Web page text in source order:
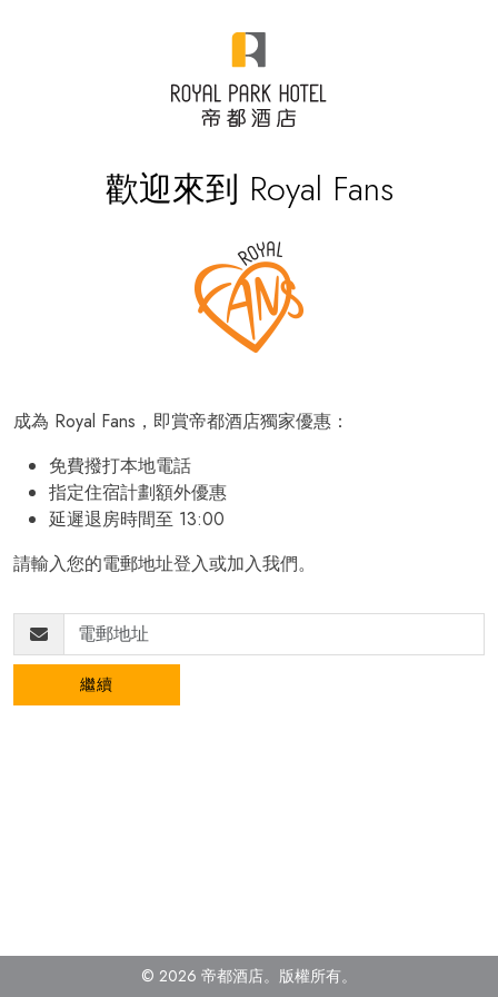
歡迎來到 Royal Fans
成為 Royal Fans，即賞帝都酒店獨家優惠：
免費撥打本地電話
指定住宿計劃額外優惠
延遲退房時間至 13:00
請輸入您的電郵地址登入或加入我們。
繼續
© 2026 帝都酒店。版權所有。